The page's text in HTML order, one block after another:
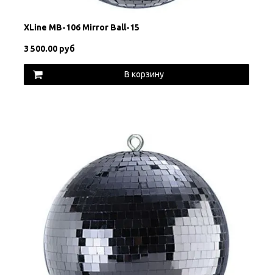
XLine MB-106 Mirror Ball-15
3 500.00 руб
В корзину